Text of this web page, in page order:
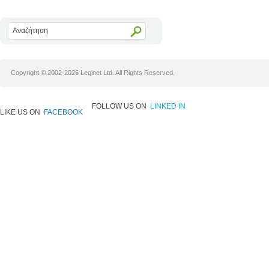
Copyright © 2002-2026 Leginet Ltd. All Rights Reserved.
LIKE US ON FACEBOOK
FOLLOW US ON LINKED IN